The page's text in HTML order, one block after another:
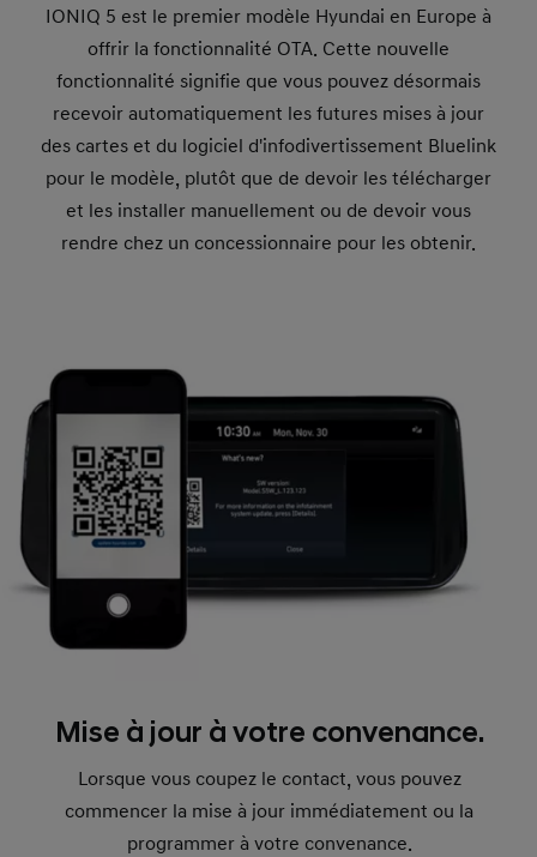
IONIQ 5 est le premier modèle Hyundai en Europe à
offrir la fonctionnalité OTA. Cette nouvelle
fonctionnalité signifie que vous pouvez désormais
recevoir automatiquement les futures mises à jour
des cartes et du logiciel d'infodivertissement Bluelink
pour le modèle, plutôt que de devoir les télécharger
et les installer manuellement ou de devoir vous
rendre chez un concessionnaire pour les obtenir.
Mise à jour à votre convenance.
Lorsque vous coupez le contact, vous pouvez
commencer la mise à jour immédiatement ou la
programmer à votre convenance.